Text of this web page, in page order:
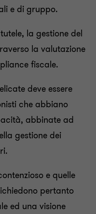
e di gruppo.
la gestione del
la valutazione
fiscale.
deve essere
che abbiano
abbinate ad
gestione dei
e quelle
pertanto
ed una visione